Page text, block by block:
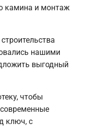
камина и монтаж
нашими
выгодный
чтобы
ключ, с